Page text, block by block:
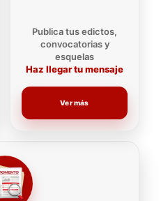
Publica tus edictos,
convocatorias y
esquelas
Haz llegar tu mensaje
Ver más